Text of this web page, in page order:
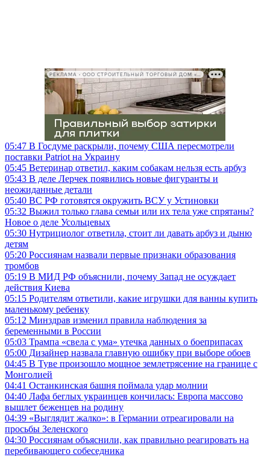
05:47 В Госдуме раскрыли, почему США пересмотрели
поставки Patriot на Украину
05:45 Ветеринар ответил, каким собакам нельзя есть арбуз
05:43 В деле Лерчек появились новые фигуранты и
неожиданные детали
05:40 ВС РФ готовятся окружить ВСУ у Устиновки
05:32 Выжил только глава семьи или их тела уже спрятаны?
Новое о деле Усольцевых
05:30 Нутрициолог ответила, стоит ли давать арбуз и дыню
детям
05:20 Россиянам назвали первые признаки образования
тромбов
05:19 В МИД РФ объяснили, почему Запад не осуждает
действия Киева
05:15 Родителям ответили, какие игрушки для ванны купить
маленькому ребенку
05:12 Минздрав изменил правила наблюдения за
беременными в России
05:03 Трампа «свела с ума» утечка данных о боеприпасах
05:00 Дизайнер назвала главную ошибку при выборе обоев
04:45 В Туве произошло мощное землетрясение на границе с
Монголией
04:41 Останкинская башня поймала удар молнии
04:40 Лафа беглых украинцев кончилась: Европа массово
вышлет беженцев на родину
04:39 «Выглядит жалко»: в Германии отреагировали на
просьбы Зеленского
04:30 Россиянам объяснили, как правильно реагировать на
перебивающего собеседника